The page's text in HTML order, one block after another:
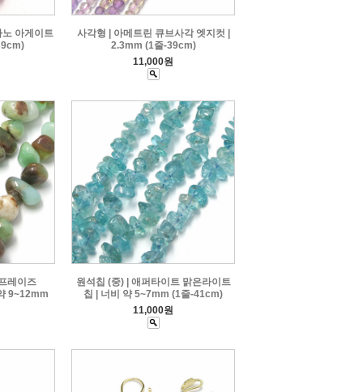
노 아게이트
사각형 | 아메트린 큐브사각 엣지컷 |
2.3mm (1줄-39cm)
11,000원
레이즈
9~12mm
원석칩 (중) | 애퍼타이트 맑은라이트
칩 | 너비 약 5~7mm (1줄-41cm)
11,000원